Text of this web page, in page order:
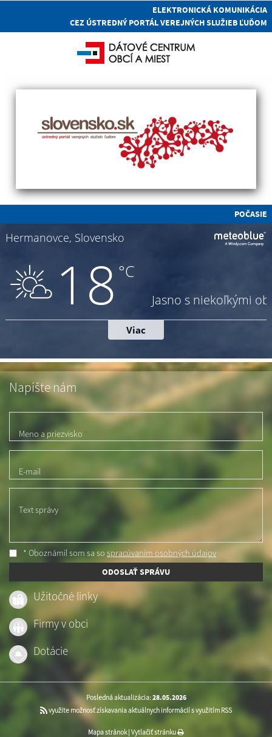
ELEKTRONICKÁ KOMUNIKÁCIA
CEZ ÚSTREDNÝ PORTÁL VEREJNÝCH SLUŽIEB ĽUĎOM
POČASIE
Napíšte nám
Meno a priezvisko *
E-mail *
Text správy
* Oboznámil som sa so spracúvaním osobných údajov
ODOSLAŤ SPRÁVU
Užitočné linky
Firmy v obci
Dotácie
Posledná aktualizácia: 28.05.2026
využite možnosť získavania aktuálnych informácií s využitím RSS
Mapa stránok| Vytlačiť stránku